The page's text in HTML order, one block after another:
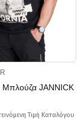
Μπλούζα JANNICK
Τιμή Καταλόγου